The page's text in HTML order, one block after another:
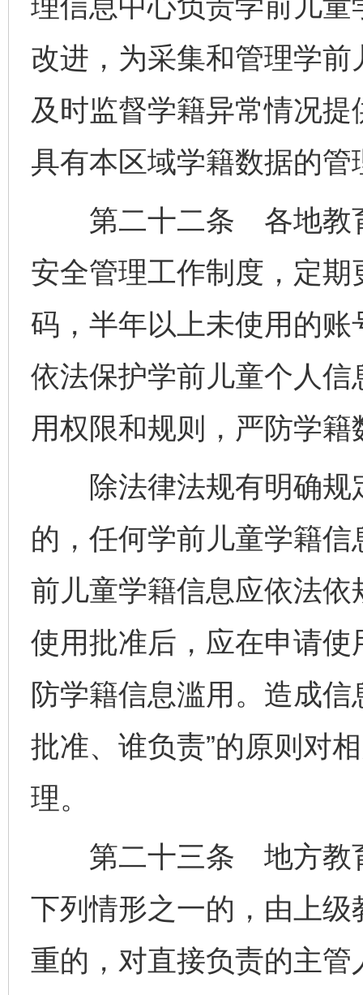
改进，为采集和管理学
及时监督学籍异常情况
具有本区域学籍数据的管
第二十二条 各地教育
安全管理工作制度，定
码，半年以上未使用的
依法保护学前儿童个人
用权限和规则，严防学籍
除法律法规有明确规
的，任何学前儿童学籍
前儿童学籍信息应依法
使用批准后，应在申请
防学籍信息滥用。造成
批准、谁负责”的原则对
理。
第二十三条 地方教育
下列情形之一的，由上
重的，对直接负责的主